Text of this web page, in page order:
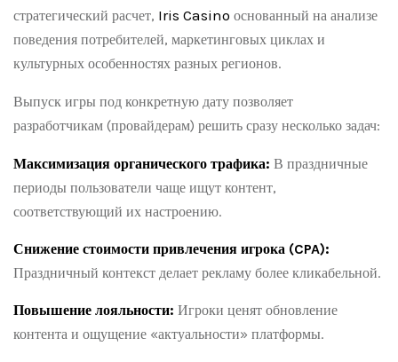
стратегический расчет, Iris Casino основанный на анализе
поведения потребителей, маркетинговых циклах и
культурных особенностях разных регионов.
Выпуск игры под конкретную дату позволяет
разработчикам (провайдерам) решить сразу несколько задач:
Максимизация органического трафика: В праздничные
периоды пользователи чаще ищут контент,
соответствующий их настроению.
Снижение стоимости привлечения игрока (CPA):
Праздничный контекст делает рекламу более кликабельной.
Повышение лояльности: Игроки ценят обновление
контента и ощущение «актуальности» платформы.